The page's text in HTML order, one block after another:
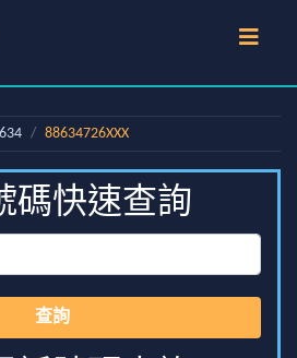
88634726XXX
碼快速查詢
查詢